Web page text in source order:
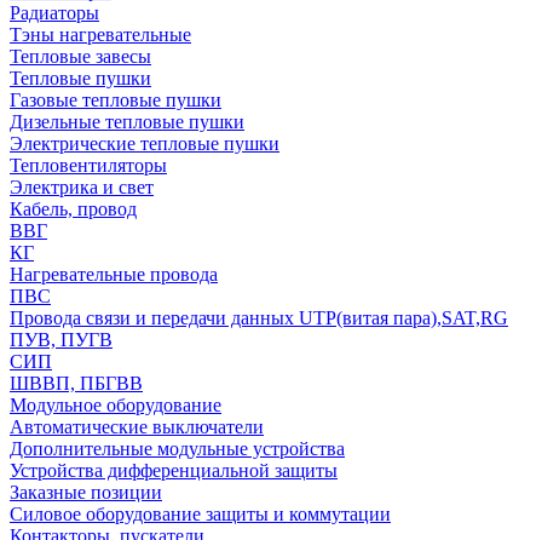
Радиаторы
Тэны нагревательные
Тепловые завесы
Тепловые пушки
Газовые тепловые пушки
Дизельные тепловые пушки
Электрические тепловые пушки
Тепловентиляторы
Электрика и свет
Кабель, провод
ВВГ
КГ
Нагревательные провода
ПВС
Провода связи и передачи данных UTP(витая пара),SAT,RG
ПУВ, ПУГВ
СИП
ШВВП, ПБГВВ
Модульное оборудование
Автоматические выключатели
Дополнительные модульные устройства
Устройства дифференциальной защиты
Заказные позиции
Силовое оборудование защиты и коммутации
Контакторы, пускатели